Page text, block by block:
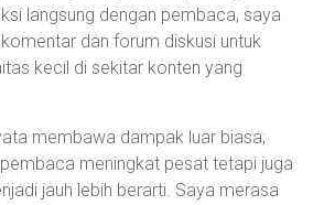
langsung dengan pembaca, saya
dan forum diskusi untuk
kecil di sekitar konten yang
membawa dampak luar biasa;
meningkat pesat tetapi juga
jauh lebih berarti. Saya merasa